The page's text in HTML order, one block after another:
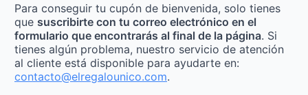
Para conseguir tu cupón de bienvenida, solo tienes
que suscribirte con tu correo electrónico en el
formulario que encontrarás al final de la página. Si
tienes algún problema, nuestro servicio de atención
al cliente está disponible para ayudarte en:
contacto@elregalounico.com.